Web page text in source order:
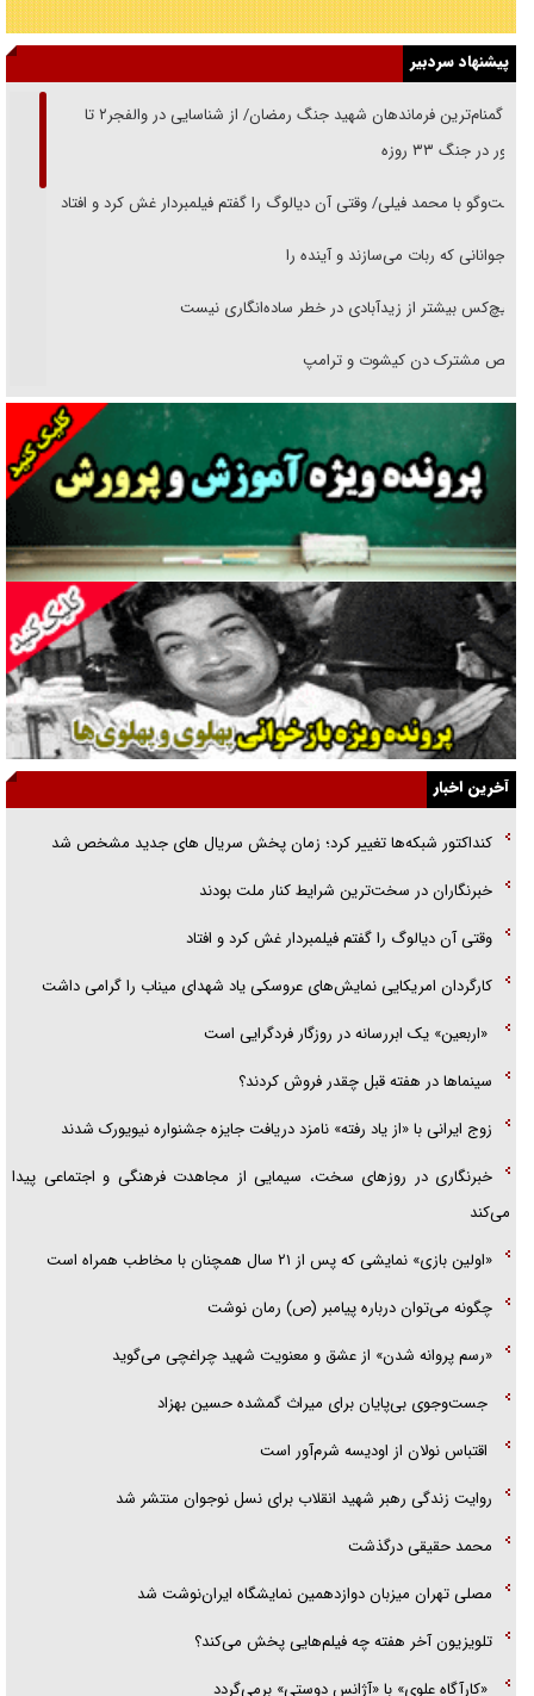
پیشنهاد سردبیر
از گمنام‌ترین فرماندهان شهید جنگ رمضان/ از شناسایی در والفجر۲ تا
حضور در جنگ ۳۳ روزه
گفت‌وگو با محمد فیلی/ وقتی آن دیالوگ را گفتم فیلمبردار غش کرد و افتاد
نوجوانانی که ربات می‌سازند و آینده را
هیچ‌کس بیشتر از زیدآبادی در خطر ساده‌انگاری نیست
رقص مشترک دن کیشوت و ترامپ
دنده دولت به واگذاری مسئله‌دار ایران‌خودرو/ خصوصی‌سازی یا انحصار؟
غریزه‌ی بقا و آقای باقی و رفقا
جراحی‌های زیبایی با مدرک فوق‌دیپلم! + گفت‌وگو با متهم
گفت‌وگو با همسر یکی از شهدای جنگ رمضان/ پیکر بی‌سر شهید را از
انگشت‌های پا شناسایی کردیم
نسلی که آنلاین الگو می‌گیرد
گفت‌وگو با آیت‌الله جاودان/ جفای مخالفان مکانت معنوی رهبر شهید را
ارتقا می‌داد
راننده مست به قانون می‌خندد
همه آقای دوربینی شده‌ایم!
قصه ناتمام سرویس مدارس
آیا مقاومت فلسطین خلع‌سلاح می‌شود؟
آخرین اخبار
کنداکتور شبکه‌ها تغییر کرد؛ زمان پخش سریال های جدید مشخص شد
خبرنگاران در سخت‌ترین شرایط کنار ملت بودند
وقتی آن دیالوگ را گفتم فیلمبردار غش کرد و افتاد
کارگردان امریکایی نمایش‌های عروسکی یاد شهدای میناب را گرامی داشت
«اربعین» یک ابررسانه در روزگار فردگرایی است
سینما‌ها در هفته قبل چقدر فروش کردند؟
زوج ایرانی با «از یاد رفته» نامزد دریافت جایزه جشنواره نیویورک شدند
خبرنگاری در روزهای سخت، سیمایی از مجاهدت فرهنگی و اجتماعی پیدا
می‌کند
«اولین بازی» نمایشی که پس از ۲۱ سال همچنان با مخاطب همراه است
چگونه می‌توان درباره پیامبر (ص) رمان نوشت
«رسم پروانه شدن» از عشق و معنویت شهید چراغچی می‌گوید
جست‌وجوی بی‌پایان برای میراث گمشده حسین بهزاد
اقتباس نولان از اودیسه شرم‌آور است
روایت زندگی رهبر شهید انقلاب برای نسل نوجوان منتشر شد
محمد حقیقی درگذشت
مصلی تهران میزبان دوازدهمین نمایشگاه ایران‌نوشت شد
تلویزیون آخر هفته چه فیلم‌هایی پخش می‌کند؟
«کارآگاه علوی» با «آژانس دوستی» برمی‌گردد